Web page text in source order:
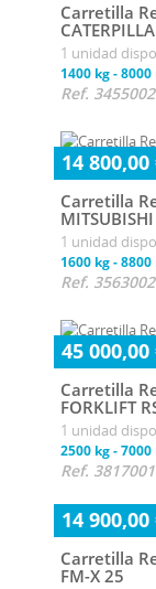
Carretilla
1 unidad
1400 kg-8000
Ref. 3455002
14 800,00
Carretilla
1 unidad
1600 kg-8800
Ref. 3563002
45 000,00
Carretilla
FORKLIFT
1 unidad
2500 kg-7000
Ref. 3817001
14 900,00
Carretilla
FM-X 25